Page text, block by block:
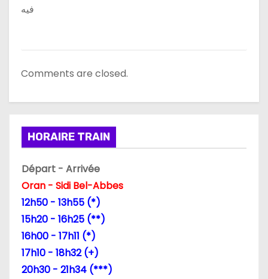
t
فيه
Comments are closed.
HORAIRE TRAIN
Départ - Arrivée
Oran - Sidi Bel-Abbes
12h50 - 13h55 (*)
15h20 - 16h25 (**)
16h00 - 17h11 (*)
17h10 - 18h32 (+)
20h30 - 21h34 (***)